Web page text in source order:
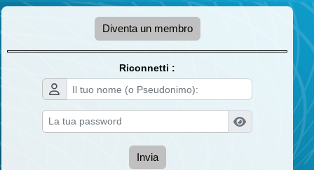
Diventa un membro
Riconnetti :
Invia